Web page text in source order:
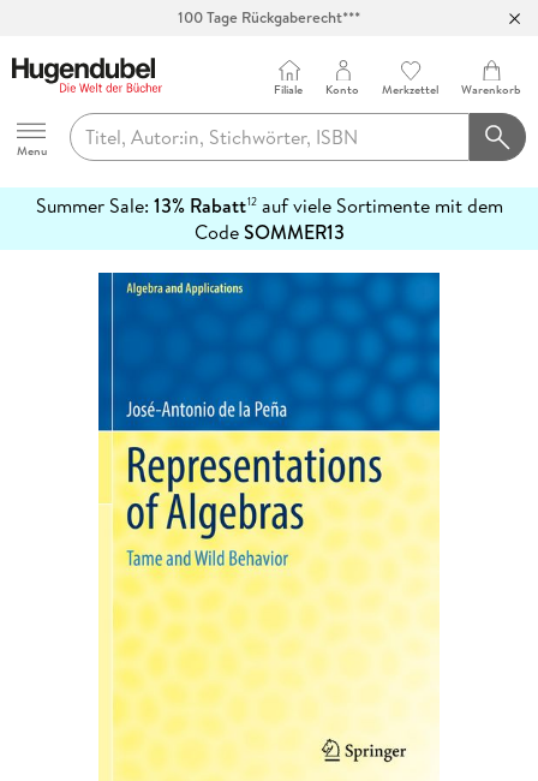
Hugendubel
Menu
Filiale Konto Merkzettel Warenkorb
Summer Sale: 13% Rabatt12auf viele Sortimente mit dem
CodeSOMMER13
erfahren